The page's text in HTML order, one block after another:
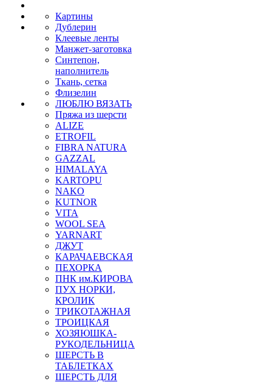
Картины
Дублерин
Клеевые ленты
Манжет-заготовка
Синтепон,
наполнитель
Ткань, сетка
Флизелин
ЛЮБЛЮ ВЯЗАТЬ
Пряжа из шерсти
ALIZE
ETROFIL
FIBRA NATURA
GAZZAL
HIMALAYA
KARTOPU
NAKO
KUTNOR
VITA
WOOL SEA
YARNART
ДЖУТ
КАРАЧАЕВСКАЯ
ПЕХОРКА
ПНК им.КИРОВА
ПУХ НОРКИ,
КРОЛИК
ТРИКОТАЖНАЯ
ТРОИЦКАЯ
ХОЗЯЮШКА-
РУКОДЕЛЬНИЦА
ШЕРСТЬ В
ТАБЛЕТКАХ
ШЕРСТЬ ДЛЯ